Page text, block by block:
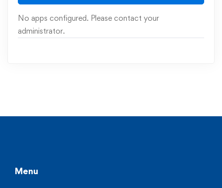
No apps configured. Please contact your
administrator.
Menu